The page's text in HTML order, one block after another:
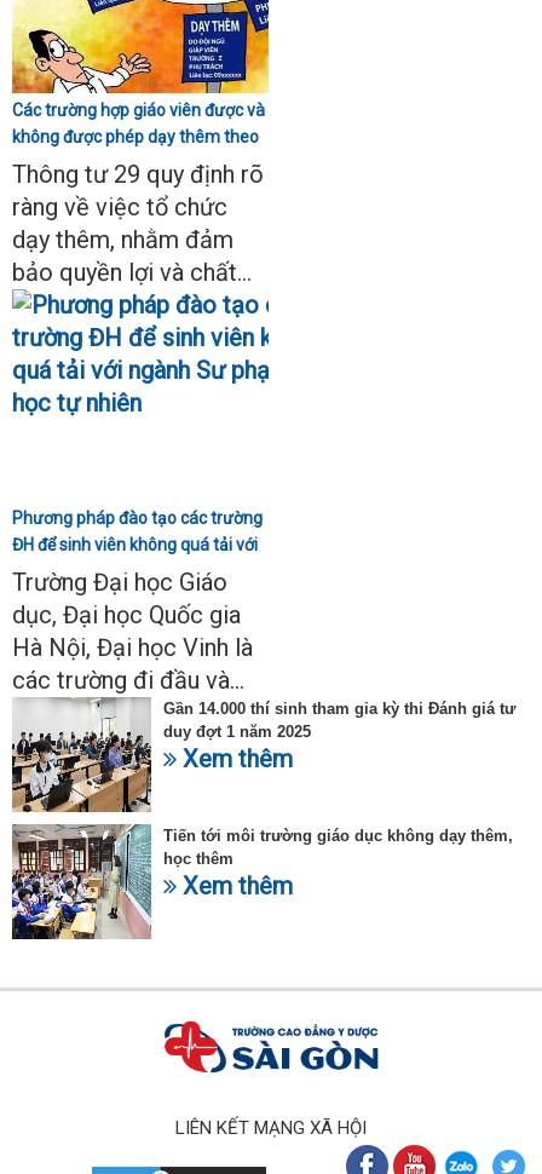
Các trường hợp giáo viên được và
không được phép dạy thêm theo
Thông tư 29
Thông tư 29 quy định rõ
ràng về việc tổ chức
dạy thêm, nhằm đảm
bảo quyền lợi và chất...
Phương pháp đào tạo các trường
ĐH để sinh viên không quá tải với
ngành Sư phạm Khoa học tự
nhiên
Trường Đại học Giáo
dục, Đại học Quốc gia
Hà Nội, Đại học Vinh là
các trường đi đầu và...
Gần 14.000 thí sinh tham gia kỳ thi Đánh giá tư
duy đợt 1 năm 2025
Xem thêm
Tiến tới môi trường giáo dục không dạy thêm,
học thêm
Xem thêm
LIÊN KẾT MẠNG XÃ HỘI